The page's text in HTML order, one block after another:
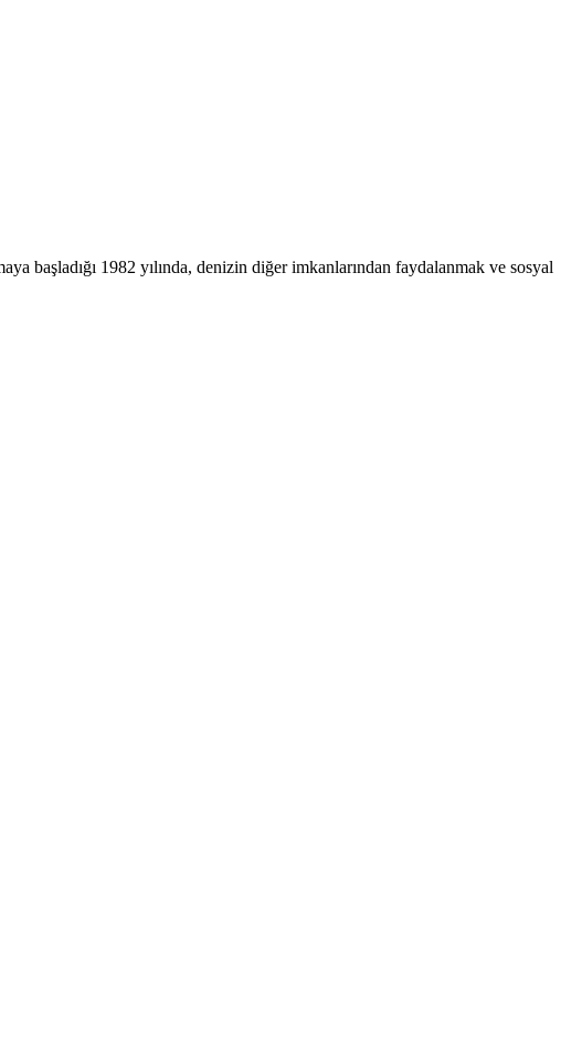
başladığı 1982 yılında, denizin diğer imkanlarından faydalanmak ve sosyal